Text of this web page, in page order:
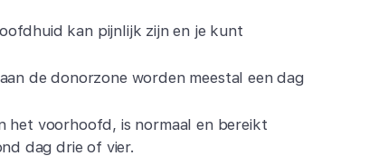
kan pijnlijk zijn en je kunt
de donorzone worden meestal een dag
het voorhoofd, is normaal en bereikt
dag drie of vier.